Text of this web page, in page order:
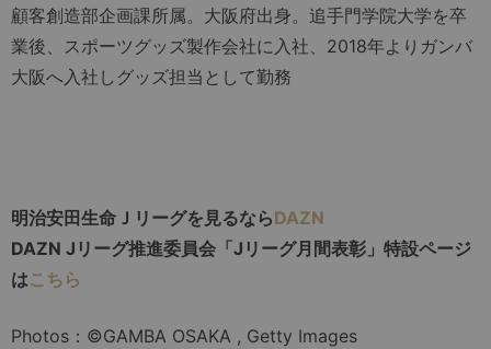
顧客創造部企画課所属。大阪府出身。追手門学院大学を卒
業後、スポーツグッズ製作会社に入社、2018年よりガンバ
大阪へ入社しグッズ担当として勤務
明治安田生命Ｊリーグを見るならDAZN
DAZN Jリーグ推進委員会「Jリーグ月間表彰」特設ページ
はこちら
Photos：©️GAMBA OSAKA , Getty Images